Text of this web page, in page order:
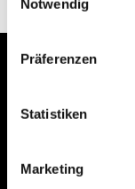
Notwendig
Präferenzen
Statistiken
Marketing